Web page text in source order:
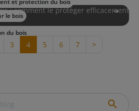
search
le bois
du bois
3 4 5 6 7 >